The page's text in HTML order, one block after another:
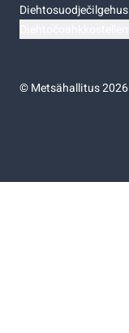
Diehtosuodječilgehus
©Metsähallitus 2026